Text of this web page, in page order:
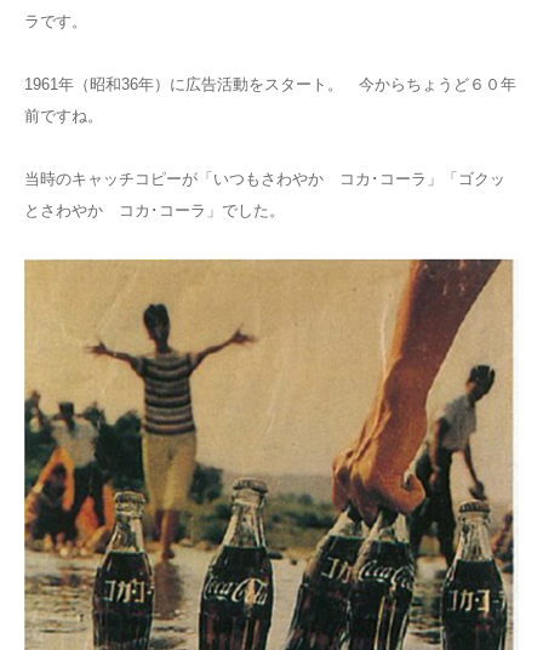
ラです。
1961年（昭和36年）に広告活動をスタート。 今からちょうど６０年
前ですね。
当時のキャッチコピーが「いつもさわやか コカ･コーラ」「ゴクッ
とさわやか コカ･コーラ」でした。